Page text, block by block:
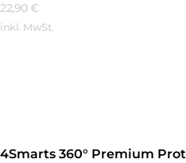
22,90 €
inkl. MwSt.
4Smarts 360° Premium